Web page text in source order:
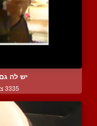
יש לה
3335 צפיות